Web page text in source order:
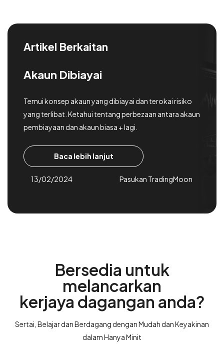
Artikel Berkaitan
Akaun Dibiayai
Temui konsep akaun yang dibiayai dan terokai risiko
yang terlibat. Ketahui tentang perbezaan antara akaun
pembiayaan dan akaun biasa + lagi.
Baca lebih lanjut
13/02/2024 Pasukan TradingMoon
Bersedia untuk
melancarkan
kerjaya dagangan anda?
Sertai, Belajar dan Berdagang dengan Mudah dan Keyakinan
dalam Hanya Minit